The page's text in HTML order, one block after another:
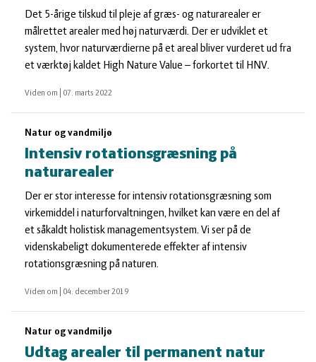
Det 5-årige tilskud til pleje af græs- og naturarealer er
målrettet arealer med høj naturværdi. Der er udviklet et
system, hvor naturværdierne på et areal bliver vurderet ud fra
et værktøj kaldet High Nature Value – forkortet til HNV.
Viden om 07. marts 2022
Natur og vandmiljø
Intensiv rotationsgræsning på
naturarealer
Der er stor interesse for intensiv rotationsgræsning som
virkemiddel i naturforvaltningen, hvilket kan være en del af
et såkaldt holistisk managementsystem. Vi ser på de
videnskabeligt dokumenterede effekter af intensiv
rotationsgræsning på naturen.
Viden om 04. december 2019
Natur og vandmiljø
Udtag arealer til permanent natur